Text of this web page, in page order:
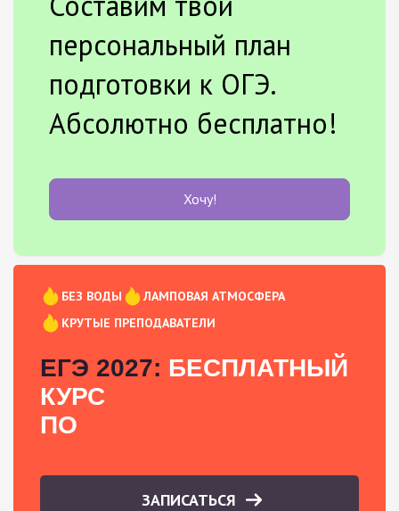
персональный план
подготовки к ОГЭ.
Абсолютно бесплатно!
Хочу!
БЕЗ ВОДЫ
ЛАМПОВАЯ АТМОСФЕРА
КРУТЫЕ ПРЕПОДАВАТЕЛИ
ЕГЭ 2027: БЕСПЛАТНЫЙ
КУРС
ПО
ЗАПИСАТЬСЯ